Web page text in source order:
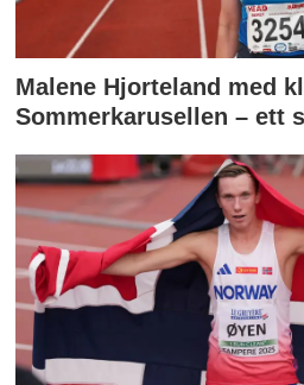
Malene Hjorteland med
Sommerkarusellen – ett